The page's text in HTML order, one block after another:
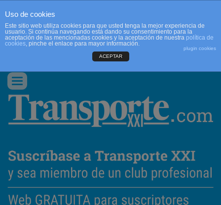
CONTACTO
Conmutar
navegación
Uso de cookies
Este sitio web utiliza cookies para que usted tenga la mejor experiencia de
usuario. Si continúa navegando está dando su consentimiento para la
aceptación de las mencionadas cookies y la aceptación de nuestra política de
cookies, pinche el enlace para mayor información.
plugin cookies
ACEPTAR